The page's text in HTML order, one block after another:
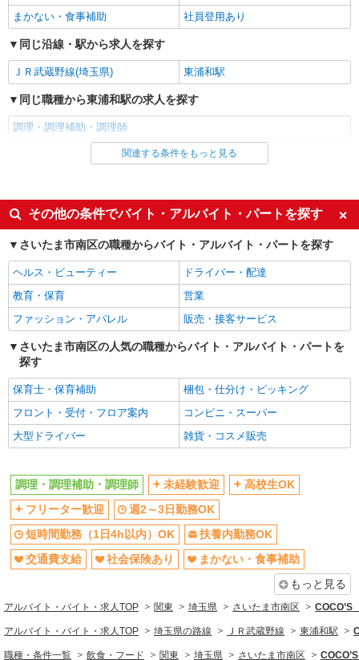
キープ 詳細を見る
アルバイト パート
すき家 17号さいたま辻店
すき家の店舗スタッフ（接客・調理・清掃な
ど）
時給1,500円
埼玉県さいたま市南区辻3-2-28
アルバイト パート
丸亀製麺さいたま太田窪店
キッチン・ホールスタッフ
時給1300円〜 ☆22時以降は時給25％UP（深夜
割増有）
埼玉県さいたま市南区大字太田窪１７４２－１
キープ
イフスコヘルスケア株式会社
調理師または栄養士／保育園給食
月給265,000円〜 ※経験・能力による
さいたま市立天沼保育園 （埼玉県さいたま市
キープ 詳細を見る
正社員
株式会社若菜
オープニング保育園での調理師・栄養士（責任
有資格者：月給255,000円〜 無資格者：月給
こびとの森保育園 （埼玉県さいたま市南区白
幡3-4-17) ※オープン前は、近隣事業所（保育園・
まかない・食事補助
社員登用あり
同じ沿線・駅から求人を探す
ＪＲ武蔵野線(埼玉県) 東浦和駅
同じ職種から東浦和駅の求人を探す
調理・調理補助・調理師
同じ雇用形態から東浦和駅の求人を探す
同じ特徴から東浦和駅の求人を探す
未経験歓迎
高校生OK
フリーター歓迎
週2～3日勤務OK
短時間勤務（1日4h以内）OK
扶養内勤務OK
交通費支給
社会保険あり
まかない・食事補助
社員登用あり
同じ職種から求人を探す
飲食・フード
調理・調理補助・調理師
同じ特徴から求人を探す
週2～3日勤務OK
短時間勤務（1日4h以内）OK
扶養内勤務OK
交通費支給
社会保険あり
まかない・食事補助
社員登用あり
関連する条件をもっと見る
その他の条件でバイト・アルバイト・パートを探す
さいたま市南区の職種からバイト・アルバイト・パートを探す
ヘルス・ビューティー
ドライバー・配達
教育・保育
営業
ファッション・アパレル
販売・接客サービス
さいたま市南区の人気の職種からバイト・アルバイト・パートを
探す
保育士・保育補助
梱包・仕分け・ピッキング
フロント・受付・フロア案内
コンビニ・スーパー
大型ドライバー
雑貨・コスメ販売
調理・調理補助・調理師 未経験歓迎
高校生OK
フリーター歓迎
週2～3日勤務OK
短時間勤務（1日4h以内）OK
扶養内勤務OK
交通費支給
社会保険あり
まかない・食事補助
もっと見る
アルバイト・バイト・求人TOP 関東 埼玉県 さいたま市南区
アルバイト・バイト・求人TOP 埼玉県の路線 ＪＲ武蔵野線 東浦和駅
職種・条件一覧 飲食・フード 関東 埼玉県 さいたま市南区